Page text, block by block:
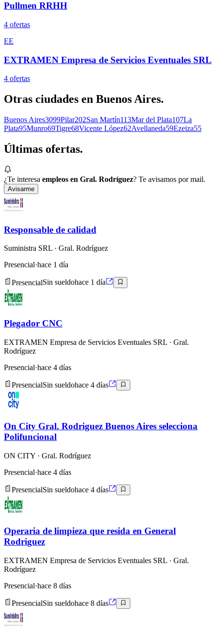
Pullmen RRHH
4 ofertas
EE
EXTRAMEN Empresa de Servicios Eventuales SRL
4 ofertas
Otras ciudades en Buenos Aires.
Buenos Aires3099Pilar202San Martín113Mar del Plata107La
Plata95Munro69Tigre68Vicente López62Avellaneda59Ezeiza55
Últimas ofertas.
¿Te interesa empleos en Gral. Rodríguez? Te avisamos por mail.
Avisarme
Responsable de calidad
Suministra SRL · Gral. Rodríguez
Presencial·hace 1 día
PresencialSin sueldohace 1 día
Plegador CNC
EXTRAMEN Empresa de Servicios Eventuales SRL · Gral.
Rodríguez
Presencial·hace 4 días
PresencialSin sueldohace 4 días
On City Gral. Rodriguez Buenos Aires selecciona
Polifuncional
ON CITY · Gral. Rodríguez
Presencial·hace 4 días
PresencialSin sueldohace 4 días
Operaria de limpieza que resida en General
Rodriguez
EXTRAMEN Empresa de Servicios Eventuales SRL · Gral.
Rodríguez
Presencial·hace 8 días
PresencialSin sueldohace 8 días